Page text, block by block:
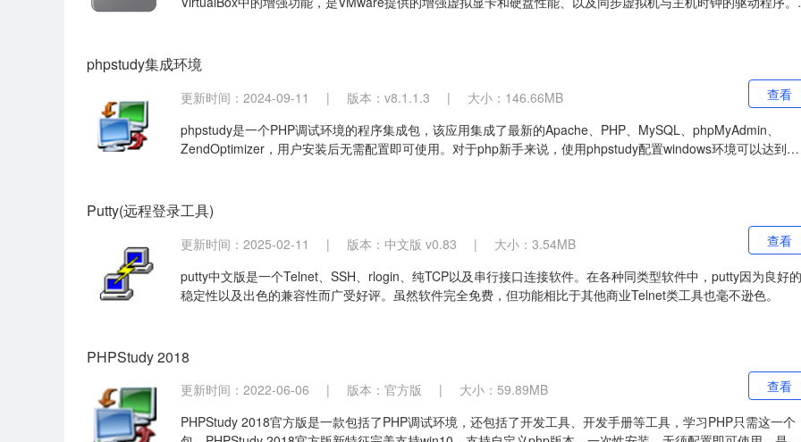
phpstudy集成环境
更新时间：2024-09-11 | 版本：v8.1.1.3 |
大小：146.66MB
phpstudy是一个PHP调试环境的程序集成包，该应用集成了最新的Apache、PHP、MySQL、phpMyAdmin、
ZendOptimizer，用户安装后无需配置即可使用。对于php新手来说，使用phpstudy配置windows环境可以达到省
查看
Putty(远程登录工具)
更新时间：2025-02-11 | 版本：中文版 v0.83 |
大小：3.54MB
putty中文版是一个Telnet、SSH、rlogin、纯TCP以及串行接口连接软件。在各种同类型软件中，putty因为良好的
稳定性以及出色的兼容性而广受好评。虽然软件完全免费，但功能相比于其他商业Telnet类工具也毫不逊色。
查看
PHPStudy 2018
更新时间：2022-06-06 | 版本：官方版 |
大小：59.89MB
PHPStudy 2018官方版是一款包括了PHP调试环境，还包括了开发工具、开发手册等工具，学习PHP只需这一个
查看